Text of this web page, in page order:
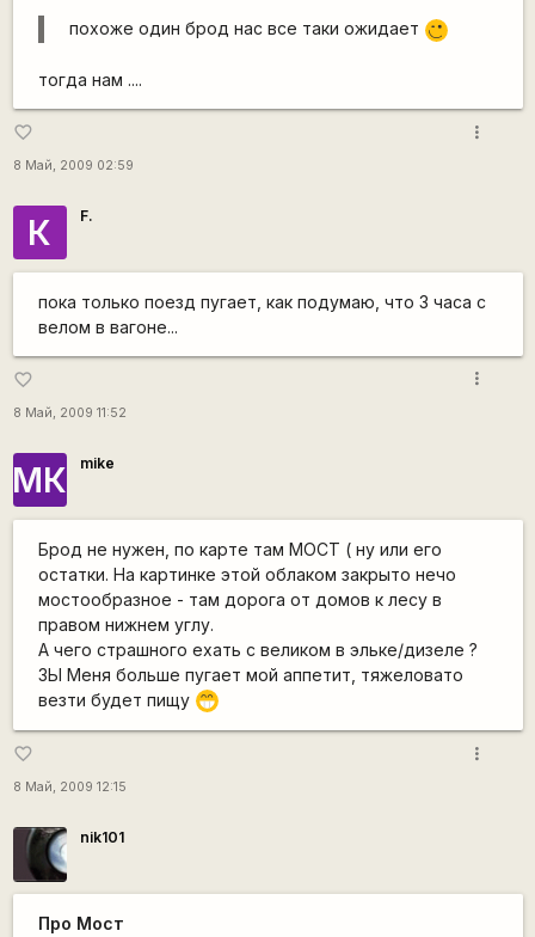
похоже один брод нас все таки ожидает ;)
тогда нам ....
favorite_border
8 Май, 2009 02:59
more_vert
К F.
пока только поезд пугает, как подумаю, что 3 часа с
велом в вагоне...
favorite_border
8 Май, 2009 11:52
more_vert
МК mike
Брод не нужен, по карте там МОСТ ( ну или его
остатки. На картинке этой облаком закрыто нечо
мостообразное - там дорога от домов к лесу в
правом нижнем углу.
А чего страшного ехать с великом в эльке/дизеле ?
ЗЫ Меня больше пугает мой аппетит, тяжеловато
везти будет пищу ;D
favorite_border
8 Май, 2009 12:15
more_vert
nik101
Про Мост